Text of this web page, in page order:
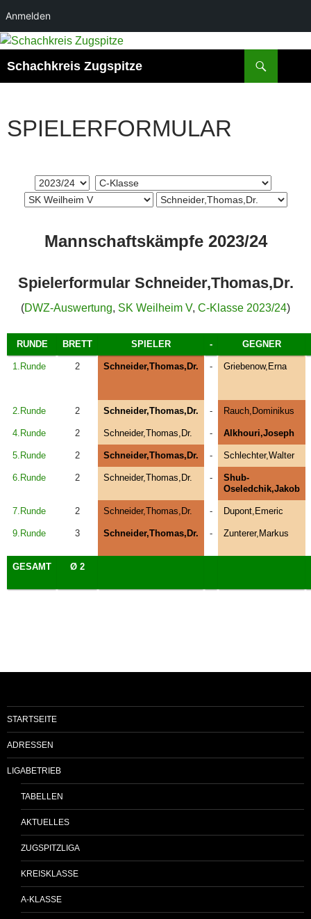
Anmelden
Zum
springen
Schachkreis Zugspitze
SPIELERFORMULAR
Mannschaftskämpfe 2023/24
Spielerformular Schneider,Thomas,Dr.
(DWZ-Auswertung, SK Weilheim V, C-Klasse 2023/24)
RUNDE BRETT SPIELER - GEGNER
1.Runde 2 Schneider,Thomas,Dr. - Griebenow,Erna
2.Runde 2 Schneider,Thomas,Dr. - Rauch,Dominikus
4.Runde 2 Schneider,Thomas,Dr. - Alkhouri,Joseph
5.Runde 2 Schneider,Thomas,Dr. - Schlechter,Walter
6.Runde 2 Schneider,Thomas,Dr. -
Shub-
Oseledchik,Jakob
7.Runde 2 Schneider,Thomas,Dr. - Dupont,Emeric
9.Runde 3 Schneider,Thomas,Dr. - Zunterer,Markus
GESAMT Ø 2
STARTSEITE
ADRESSEN
LIGABETRIEB
TABELLEN
AKTUELLES
ZUGSPITZLIGA
KREISKLASSE
A-KLASSE